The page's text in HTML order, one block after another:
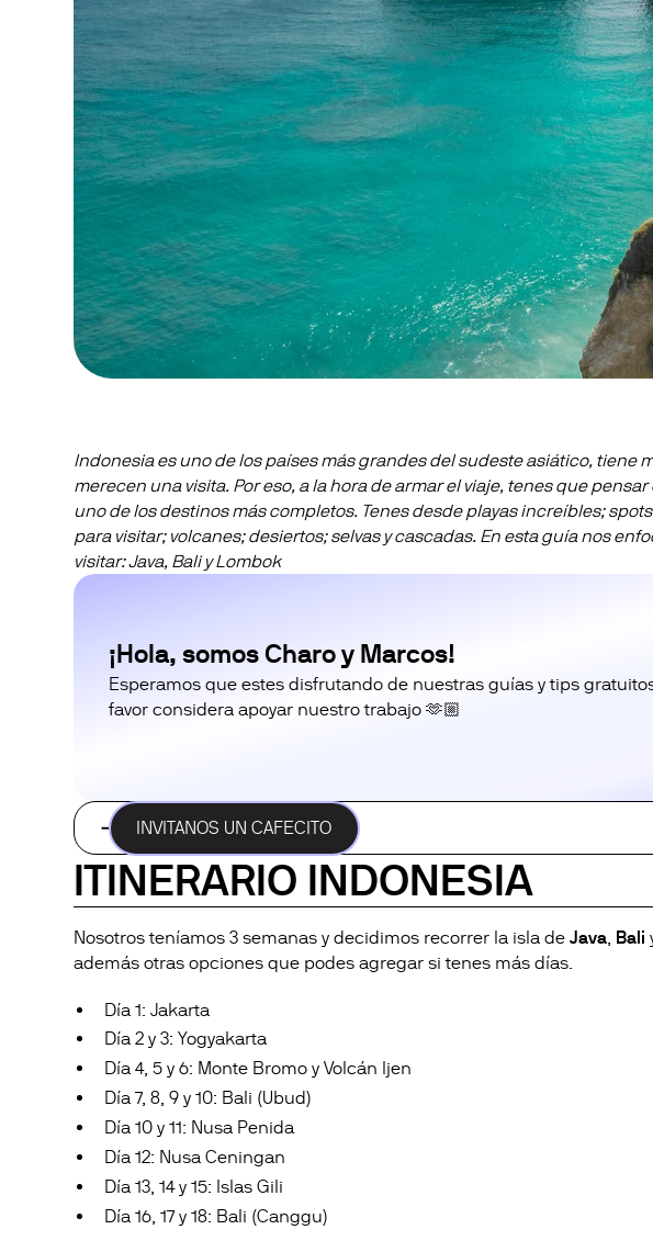
Indonesia es uno de los países más grandes del sudeste asiático, tiene
merecen una visita. Por eso, a la hora de armar el viaje, tenes que
uno de los destinos más completos. Tenes desde playas increíbles;
para visitar; volcanes; desiertos; selvas y cascadas. En esta guía nos
visitar: Java, Bali y Lombok
¡Hola, somos Charo y Marcos!
Esperamos que estes disfrutando de nuestras guías y tips
favor considera apoyar nuestro trabajo 🫶🏼
INVITANOS UN CAFECITO
ITINERARIO INDONESIA
ITINERARIO INDONESIA
Nosotros teníamos 3 semanas y decidimos recorrer la isla deJava Bali
además otras opciones que podes agregar si tenes más días.
Día 1: Jakarta
Día 2 y 3: Yogyakarta
Día 4, 5 y 6: Monte Bromo y Volcán Ijen
Día 7, 8, 9 y 10: Bali (Ubud)
Día 10 y 11: Nusa Penida
Día 12: Nusa Ceningan
Día 13, 14 y 15: Islas Gili
Día 16, 17 y 18: Bali (Canggu)